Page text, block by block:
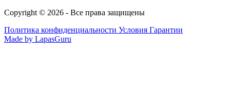
Copyright © 2026 - Все права защищены
Политика конфиденциальности Условия Гарантии
Made by LapasGuru